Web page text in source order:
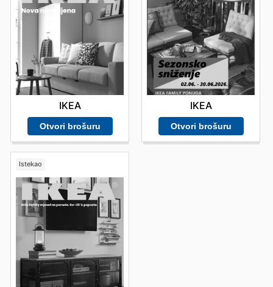
IKEA
Otvori brošuru
IKEA
Otvori brošuru
Istekao